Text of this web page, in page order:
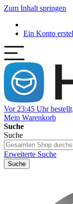
Zum Inhalt springen
Ein Konto
Vor 23:45 Uhr
Mein Warenkorb
Suche
Suche
Erweiterte Suche
Suche